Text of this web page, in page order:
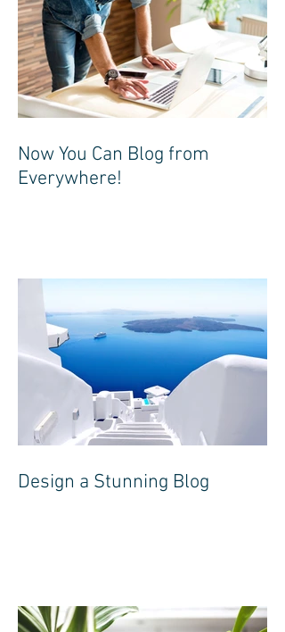
Now You Can Blog from
Everywhere!
Design a Stunning Blog